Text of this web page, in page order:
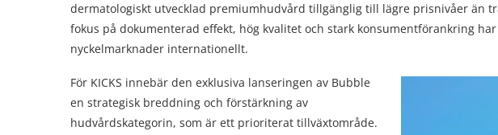
dermatologiskt utvecklad premiumhudvård tillgänglig till lägre prisnivåer än
fokus på dokumenterad effekt, hög kvalitet och stark konsumentförankring
nyckelmarknader internationellt.
För KICKS innebär den exklusiva lanseringen av Bubble
en strategisk breddning och förstärkning av
hudvårdskategorin, som är ett prioriterat tillväxtområde.